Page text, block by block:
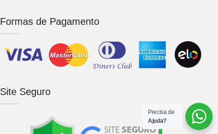
Formas de Pagamento
Site Seguro
Precisa de
Ajuda?